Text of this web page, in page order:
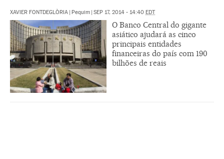
XAVIER FONTDEGLÒRIA | Pequim | SEP 17, 2014 - 14:40 EDT
O Banco Central do gigante
asiático ajudará as cinco
principais entidades
financeiras do país com 190
bilhões de reais